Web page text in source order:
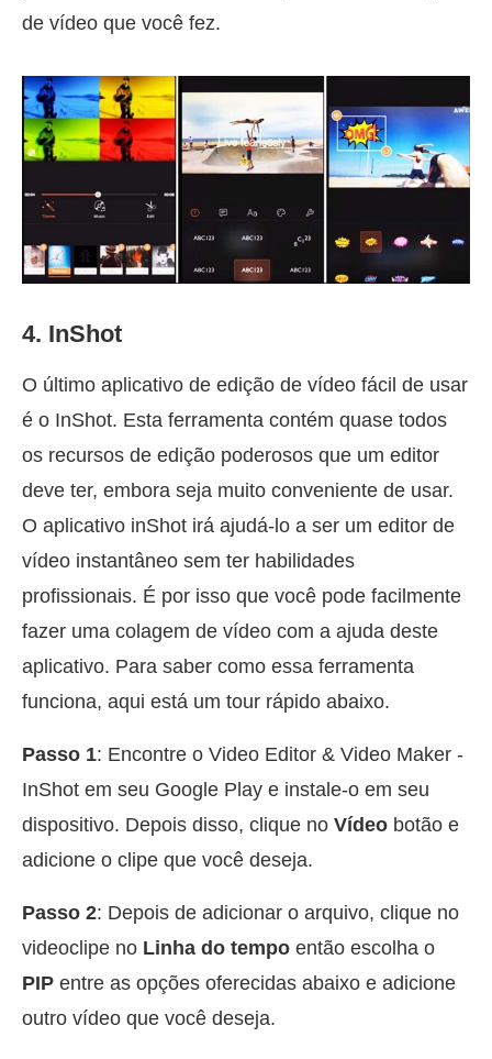
de vídeo que você fez.
4. InShot
O último aplicativo de edição de vídeo fácil de usar
é o InShot. Esta ferramenta contém quase todos
os recursos de edição poderosos que um editor
deve ter, embora seja muito conveniente de usar.
O aplicativo inShot irá ajudá-lo a ser um editor de
vídeo instantâneo sem ter habilidades
profissionais. É por isso que você pode facilmente
fazer uma colagem de vídeo com a ajuda deste
aplicativo. Para saber como essa ferramenta
funciona, aqui está um tour rápido abaixo.
Passo 1: Encontre o Video Editor & Video Maker -
InShot em seu Google Play e instale-o em seu
dispositivo. Depois disso, clique no Vídeo botão e
adicione o clipe que você deseja.
Passo 2: Depois de adicionar o arquivo, clique no
videoclipe no Linha do tempo então escolha o
PIP entre as opções oferecidas abaixo e adicione
outro vídeo que você deseja.